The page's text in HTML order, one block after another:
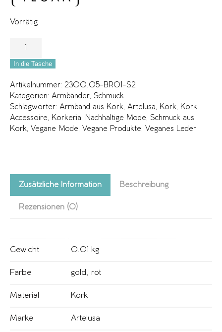
Vorrätig
In die Tasche
Artikelnummer: 2300.05-BR01-S2
Kategorien: Armbänder, Schmuck
Schlagwörter: Armband aus Kork, Artelusa, Kork, Kork
Accessoire, Korkeria, Nachhaltige Mode, Schmuck aus
Kork, Vegane Mode, Vegane Produkte, Veganes Leder
Zusätzliche Information Beschreibung
Rezensionen (0)
Gewicht 0.01 kg
Farbe gold rot
Material Kork
Marke Artelusa